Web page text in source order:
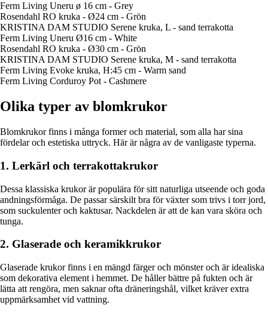
Ferm Living Uneru ø 16 cm - Grey
Rosendahl RO kruka - Ø24 cm - Grön
KRISTINA DAM STUDIO Serene kruka, L - sand terrakotta
Ferm Living Uneru Ø16 cm - White
Rosendahl RO kruka - Ø30 cm - Grön
KRISTINA DAM STUDIO Serene kruka, M - sand terrakotta
Ferm Living Evoke kruka, H:45 cm - Warm sand
Ferm Living Corduroy Pot - Cashmere
Olika typer av blomkrukor
Blomkrukor finns i många former och material, som alla har sina
fördelar och estetiska uttryck. Här är några av de vanligaste typerna.
1. Lerkärl och terrakottakrukor
Dessa klassiska krukor är populära för sitt naturliga utseende och goda
andningsförmåga. De passar särskilt bra för växter som trivs i torr jord,
som suckulenter och kaktusar. Nackdelen är att de kan vara sköra och
tunga.
2. Glaserade och keramikkrukor
Glaserade krukor finns i en mängd färger och mönster och är idealiska
som dekorativa element i hemmet. De håller bättre på fukten och är
lätta att rengöra, men saknar ofta dräneringshål, vilket kräver extra
uppmärksamhet vid vattning.